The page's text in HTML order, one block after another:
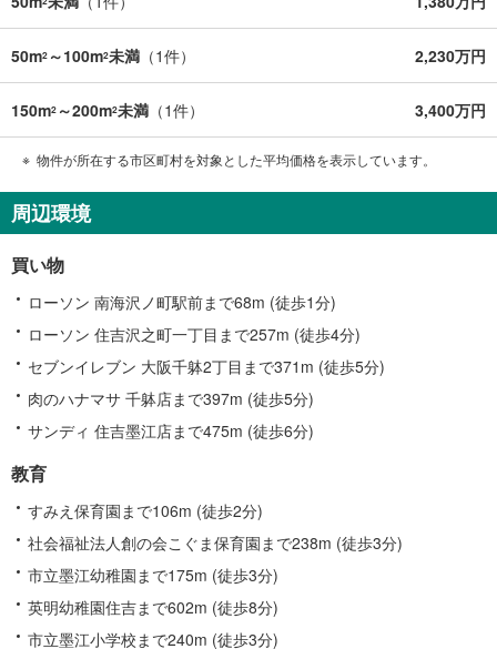
50m2 ～100m2未満 （1件） 2,230万円
150m2 ～200m2未満 （1件） 3,400万円
物件が所在する市区町村を対象とした平均価格を表示しています。
周辺環境
買い物
ローソン 南海沢ノ町駅前まで68m (徒歩1分)
ローソン 住吉沢之町一丁目まで257m (徒歩4分)
セブンイレブン 大阪千躰2丁目まで371m (徒歩5分)
肉のハナマサ 千躰店まで397m (徒歩5分)
サンディ 住吉墨江店まで475m (徒歩6分)
教育
すみえ保育園まで106m (徒歩2分)
社会福祉法人創の会こぐま保育園まで238m (徒歩3分)
市立墨江幼稚園まで175m (徒歩3分)
英明幼稚園住吉まで602m (徒歩8分)
市立墨江小学校まで240m (徒歩3分)